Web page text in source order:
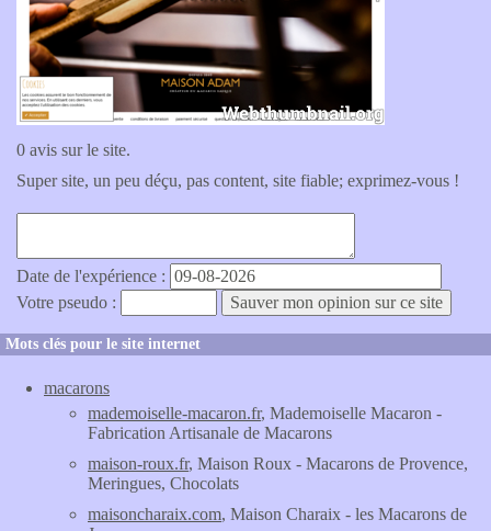
0 avis sur le site.
Super site, un peu déçu, pas content, site fiable; exprimez-vous !
Date de l'expérience :
Votre pseudo :
Mots clés pour le site internet
macarons
mademoiselle-macaron.fr, Mademoiselle Macaron -
Fabrication Artisanale de Macarons
maison-roux.fr, Maison Roux - Macarons de Provence,
Meringues, Chocolats
maisoncharaix.com, Maison Charaix - les Macarons de